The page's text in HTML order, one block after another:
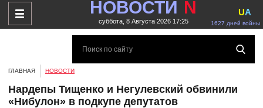
НОВОСТИ N
суббота, 8 Августа 2026 17:25 1627 дней войны
UA
ГЛАВНАЯ НОВОСТИ
Нардепы Тищенко и Негулевский обвинили
«Нибулон» в подкупе депутатов